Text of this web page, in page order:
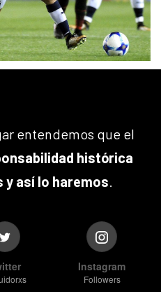
entendemos que el
histórica
así lo haremos.
Instagram
Followers